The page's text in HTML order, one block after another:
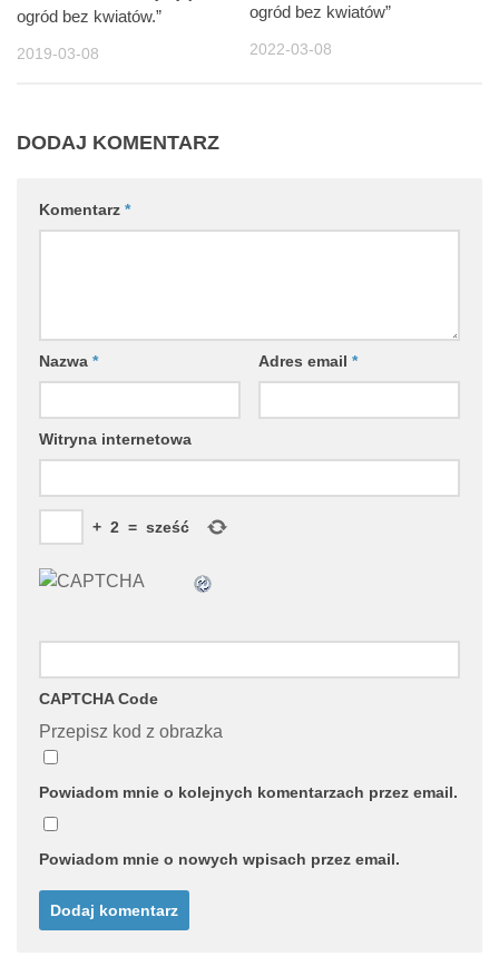
ogród bez kwiatów.”
2019-03-08
ogród bez kwiatów”
2022-03-08
DODAJ KOMENTARZ
Komentarz *
Nazwa * Adres email *
Witryna internetowa
+ 2 = sześć
CAPTCHA Code
Przepisz kod z obrazka
Powiadom mnie o kolejnych komentarzach przez email.
Powiadom mnie o nowych wpisach przez email.